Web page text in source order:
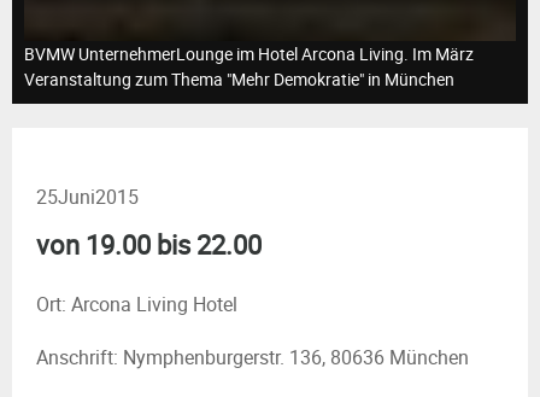
E
U
BVMW UnternehmerLounge im Hotel Arcona Living. Im März
Veranstaltung zum Thema "Mehr Demokratie" in München
25Juni2015
von 19.00 bis 22.00
Ort: Arcona Living Hotel
Anschrift: Nymphenburgerstr. 136, 80636 München